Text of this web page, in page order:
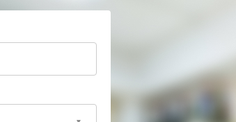
для точной диагностики. Специалисты
и корректность режимов работы
шума и устранить ее.
признаком более серьезных неполадок.
срок службы вашего ИБП и сохранить